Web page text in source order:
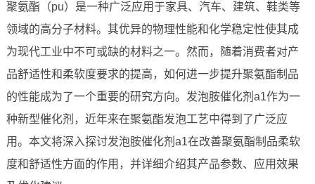
聚氨酯（pu）是一种广泛应用于家具、汽车、建筑、鞋类等
领域的高分子材料。其优异的物理性能和化学稳定性使其成
为现代工业中不可或缺的材料之一。然而，随着消费者对产
品舒适性和柔软度要求的提高，如何进一步提升聚氨酯制品
的性能成为了一个重要的研究方向。发泡胺催化剂a1作为一
种新型催化剂，近年来在聚氨酯发泡工艺中得到了广泛应
用。本文将深入探讨发泡胺催化剂a1在改善聚氨酯制品柔软
度和舒适性方面的作用，并详细介绍其产品参数、应用效果